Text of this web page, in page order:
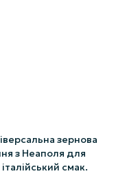
зернова
з Неаполя для
смак.